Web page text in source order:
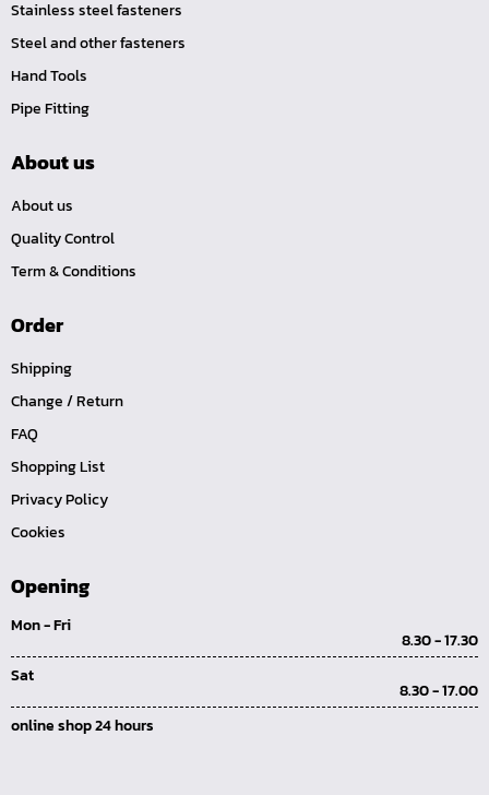
กระบอกอัดจารบี
ประแจแหวน,ปากตาย
ประแจหกเหลี่ยม
ต๊าป แอ๊ปโก้ ABPCO
ลูกบ๊อกซ์ การบิน AeroSpace Standard AS954E สั้น ยาว
บ๊อกข้ออ่อน 1/4"
ไขควงตอก
ไขควงท๊อกซ์,ไขควงท๊อกซ์มีรู
ไขควงหัวบ๊อกซ์
ไขควงสลับ
ไขควงแฉก Pozi
ไขควงแฉก
ข้อเพิ่ม
หัวขัน
ข้อต่อฟรี
ข้อต่อ หักมุม
Stainless steel fasteners
Steel and other fasteners
Hand Tools
Pipe Fitting
About us
About us
Quality Control
Term & Conditions
Order
Shipping
Change / Return
FAQ
Shopping List
Privacy Policy
Cookies
Opening
Mon - Fri
8.30 - 17.30
Sat
8.30 - 17.00
online shop 24 hours